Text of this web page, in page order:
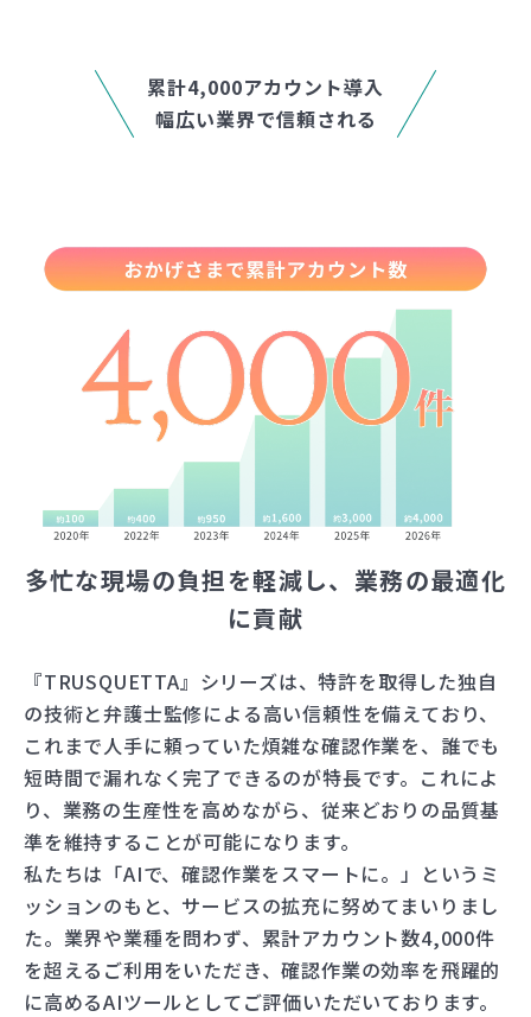
累計4,000アカウント導入
幅広い業界で信頼される
多忙な現場の負担を軽減し、業務の最適化
に貢献
『TRUSQUETTA』シリーズは、特許を取得した独自
の技術と弁護士監修による高い信頼性を備えており、
これまで人手に頼っていた煩雑な確認作業を、誰でも
短時間で漏れなく完了できるのが特長です。これによ
り、業務の生産性を高めながら、従来どおりの品質基
準を維持することが可能になります。
私たちは「AIで、確認作業をスマートに。」というミ
ッションのもと、サービスの拡充に努めてまいりまし
た。業界や業種を問わず、累計アカウント数4,000件
を超えるご利用をいただき、確認作業の効率を飛躍的
に高めるAIツールとしてご評価いただいております。